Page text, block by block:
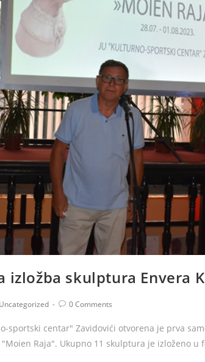
izložba skulptura Envera
Uncategorized 0 Comments
sportski centar" Zavidovići otvorena je prva
Raja". Ukupno 11 skulptura je izloženo u